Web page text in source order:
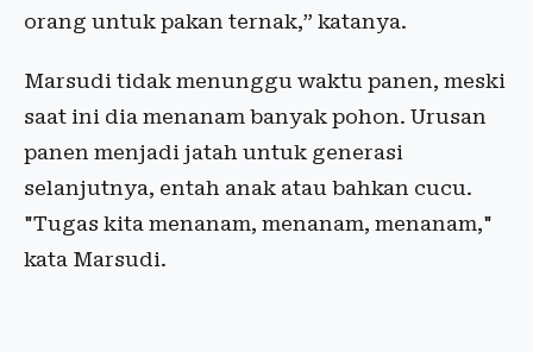
orang untuk pakan ternak,” katanya.
Marsudi tidak menunggu waktu panen, meski
saat ini dia menanam banyak pohon. Urusan
panen menjadi jatah untuk generasi
selanjutnya, entah anak atau bahkan cucu.
"Tugas kita menanam, menanam, menanam,"
kata Marsudi.